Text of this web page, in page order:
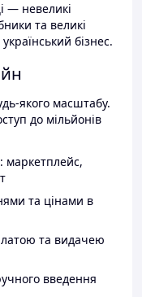
— невеликі
та великі
бізнес.
якого масштабу.
до мільйонів
маркетплейс,
та цінами в
та видачею
введення